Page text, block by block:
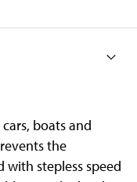
boats and
the
stepless speed